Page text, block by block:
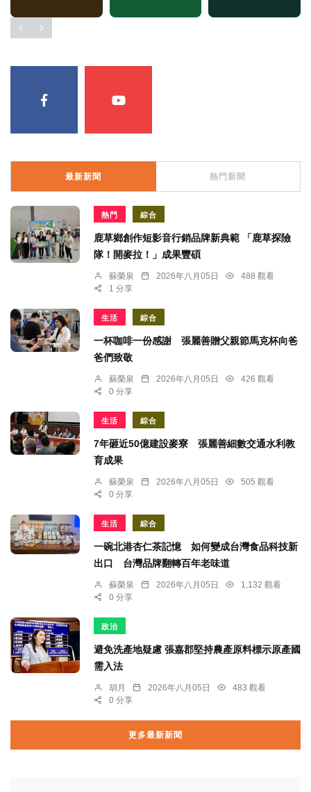
最新新聞 熱門新聞
熱門 綜合
鹿草鄉創作短影音行銷品牌新典範 「鹿草探險
隊！開麥拉！」成果豐碩
蘇榮泉 2026年八月05日
488 觀看
1 分享
生活 綜合
一杯咖啡一份感謝 張麗善贈父親節馬克杯向爸
爸們致敬
蘇榮泉 2026年八月05日
426 觀看
0 分享
生活 綜合
7年砸近50億建設麥寮 張麗善細數交通水利教
育成果
蘇榮泉 2026年八月05日
505 觀看
0 分享
生活 綜合
一碗北港杏仁茶記憶 如何變成台灣食品科技新
出口 台灣品牌翻轉百年老味道
蘇榮泉 2026年八月05日
1,132 觀看
0 分享
政治
避免洗產地疑慮 張嘉郡堅持農產原料標示原產國
需入法
胡月 2026年八月05日
483 觀看
0 分享
更多最新新聞